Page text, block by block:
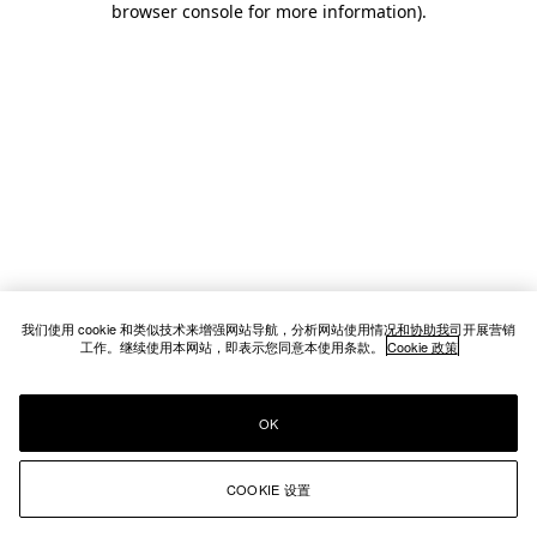
browser console for more information).
我们使用 cookie 和类似技术来增强网站导航，分析网站使用情况和协助我司开展营销
工作。继续使用本网站，即表示您同意本使用条款。 Cookie 政策
COOKIE 设置
OK